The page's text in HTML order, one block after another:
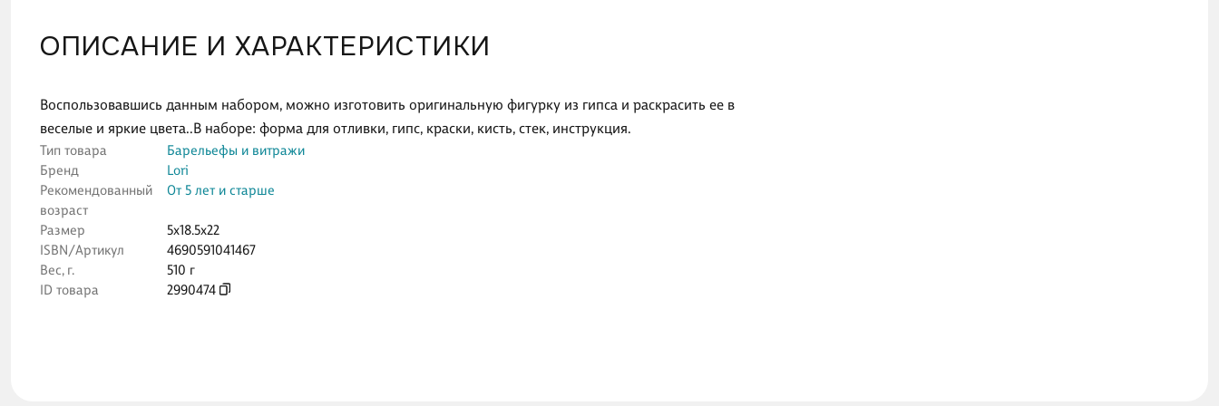
ОПИСАНИЕ И ХАРАКТЕРИСТИКИ
Воспользовавшись данным набором, можно изготовить оригинальную фигурку из гипса и раскрасить ее в
веселые и яркие цвета..В наборе: форма для отливки, гипс, краски, кисть, стек, инструкция.
Тип товара
Барельефы и витражи
Бренд
Lori
Рекомендованный
возраст
От 5 лет и старше
Размер
5x18.5x22
ISBN/Артикул
4690591041467
Вес, г.
510 г
ID товара
2990474